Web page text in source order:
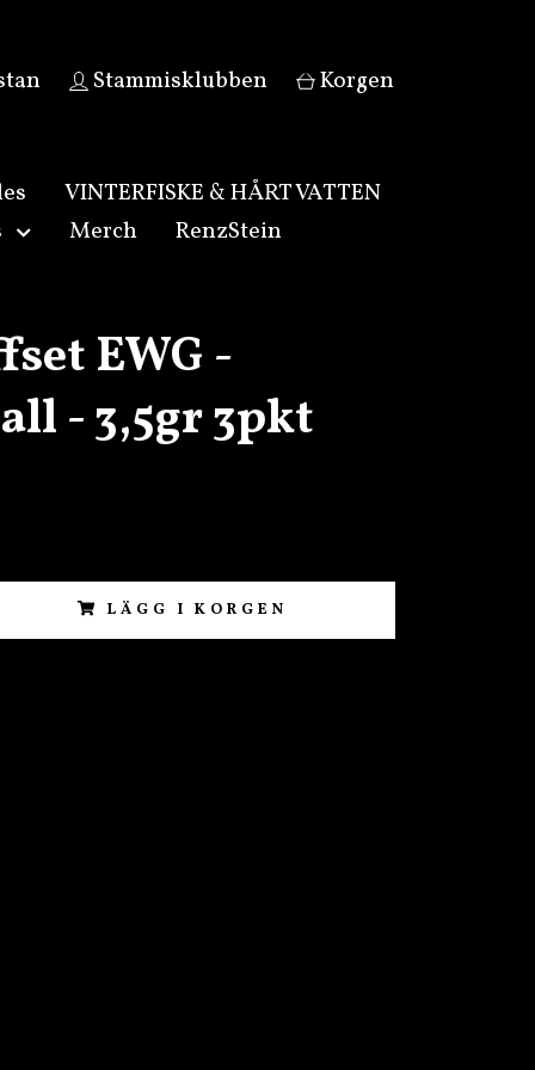
Stammisklubben Korgen
VINTERFISKE & HÅRT VATTEN
Merch
RenzStein
EWG -
- 3,5gr 3pkt
LÄGG I KORGEN